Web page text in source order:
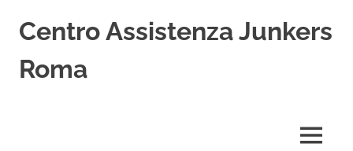
Centro Assistenza Junkers
Roma
MENU